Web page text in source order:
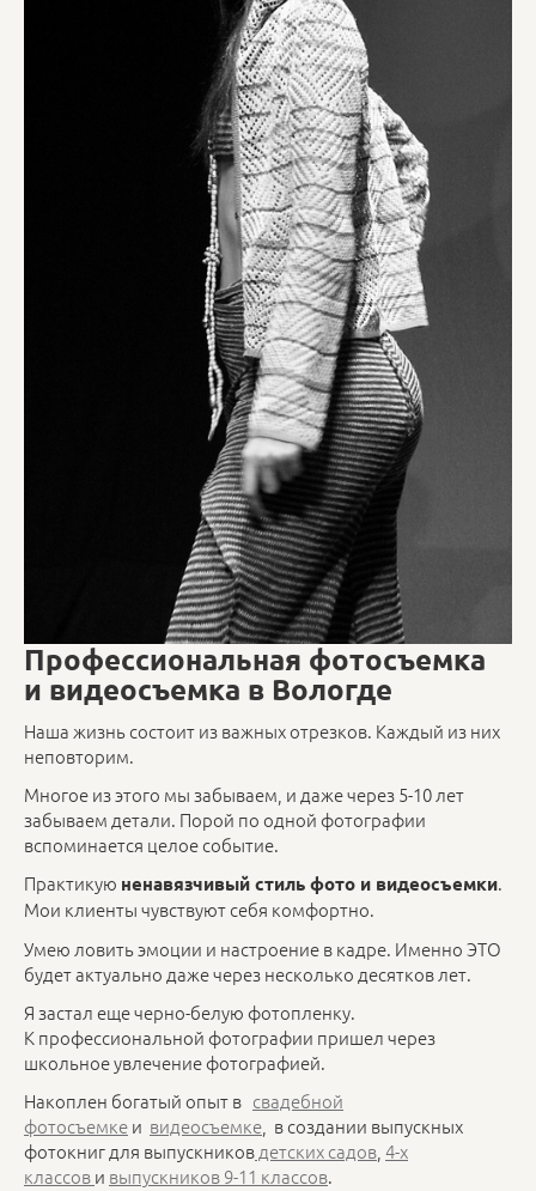
Профессиональная фотосъемка
и видеосъемка в Вологде
Наша жизнь состоит из важных отрезков. Каждый из них
неповторим.
Многое из этого мы забываем, и даже через 5-10 лет
забываем детали. Порой по одной фотографии
вспоминается целое событие.
Практикую ненавязчивый стиль фото и видеосъемки.
Мои клиенты чувствуют себя комфортно.
Умею ловить эмоции и настроение в кадре. Именно ЭТО
будет актуально даже через несколько десятков лет.
Я застал еще черно-белую фотопленку.
К профессиональной фотографии пришел через
школьное увлечение фотографией.
Накоплен богатый опыт в свадебной
фотосъемкеи видеосъемке, в создании выпускных
фотокниг для выпускниковдетских садов,4-х
классови выпускников 9-11 классов.